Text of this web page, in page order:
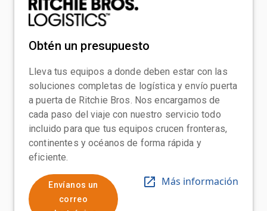
Obtén un presupuesto
Lleva tus equipos a donde deben estar con las
soluciones completas de logística y envío puerta
a puerta de Ritchie Bros. Nos encargamos de
cada paso del viaje con nuestro servicio todo
incluido para que tus equipos crucen fronteras,
continentes y océanos de forma rápida y
eficiente.
Envíanos un
correo
Más información